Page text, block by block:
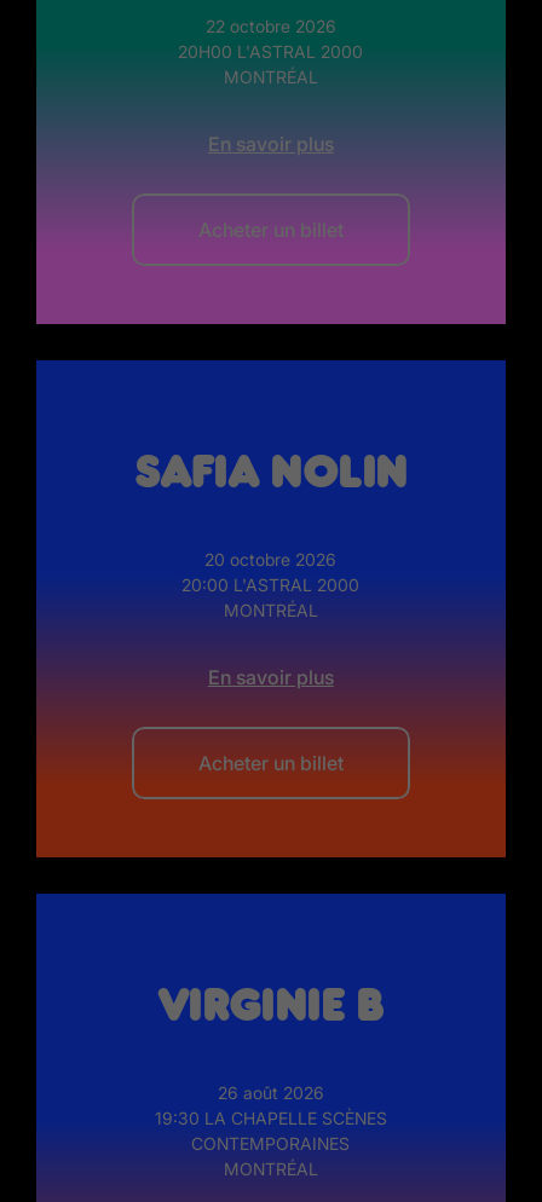
22 octobre 2026
20H00 L'ASTRAL 2000
MONTRÉAL
En savoir plus
Acheter un billet
Safia Nolin
20 octobre 2026
20:00 L'ASTRAL 2000
MONTRÉAL
En savoir plus
Acheter un billet
Virginie B
26 août 2026
19:30 LA CHAPELLE SCÈNES
CONTEMPORAINES
MONTRÉAL